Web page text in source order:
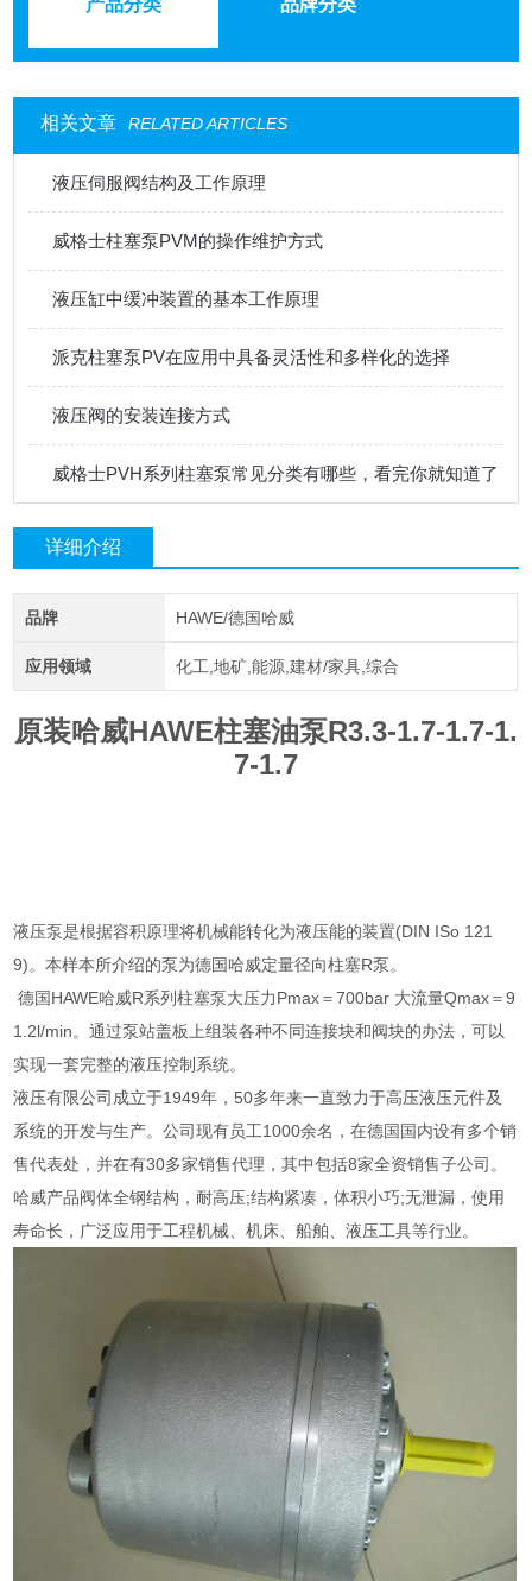
产品分类 品牌分类
相关文章 RELATED ARTICLES
液压伺服阀结构及工作原理
威格士柱塞泵PVM的操作维护方式
液压缸中缓冲装置的基本工作原理
派克柱塞泵PV在应用中具备灵活性和多样化的选择
液压阀的安装连接方式
威格士PVH系列柱塞泵常见分类有哪些，看完你就知道了
详细介绍
品牌 HAWE/德国哈威
应用领域 化工,地矿,能源,建材/家具,综合
原装哈威HAWE柱塞油泵R3.3-1.7-1.7-1.
7-1.7
液压泵是根据容积原理将机械能转化为液压能的装置(DIN ISo 121
9)。本样本所介绍的泵为德国哈威定量径向柱塞R泵。
德国HAWE哈威R系列柱塞泵大压力Pmax＝700bar 大流量Qmax＝9
1.2l/min。通过泵站盖板上组装各种不同连接块和阀块的办法，可以
实现一套完整的液压控制系统。
液压有限公司成立于1949年，50多年来一直致力于高压液压元件及
系统的开发与生产。公司现有员工1000余名，在德国国内设有多个销
售代表处，并在有30多家销售代理，其中包括8家全资销售子公司。
哈威产品阀体全钢结构，耐高压;结构紧凑，体积小巧;无泄漏，使用
寿命长，广泛应用于工程机械、机床、船舶、液压工具等行业。